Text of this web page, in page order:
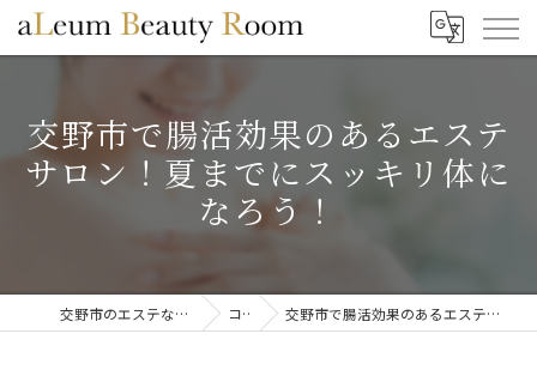
交野市で腸活効果のあるエステ
サロン！夏までにスッキリ体に
なろう！
交野市のエステならaLeum Beauty Room コラム 交野市で腸活効果のあるエステサロン！夏までにスッキリ体になろう！